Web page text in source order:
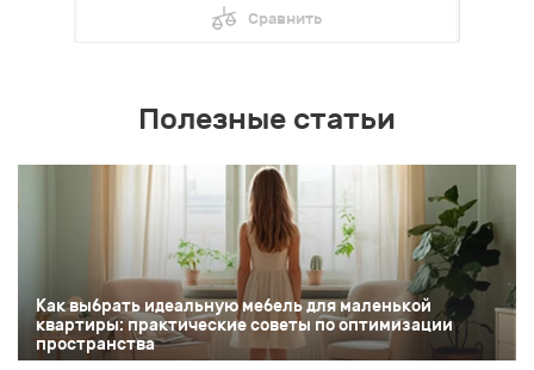
Сравнить
Полезные статьи
Как выбрать идеальную мебель для маленькой
квартиры: практические советы по оптимизации
пространства